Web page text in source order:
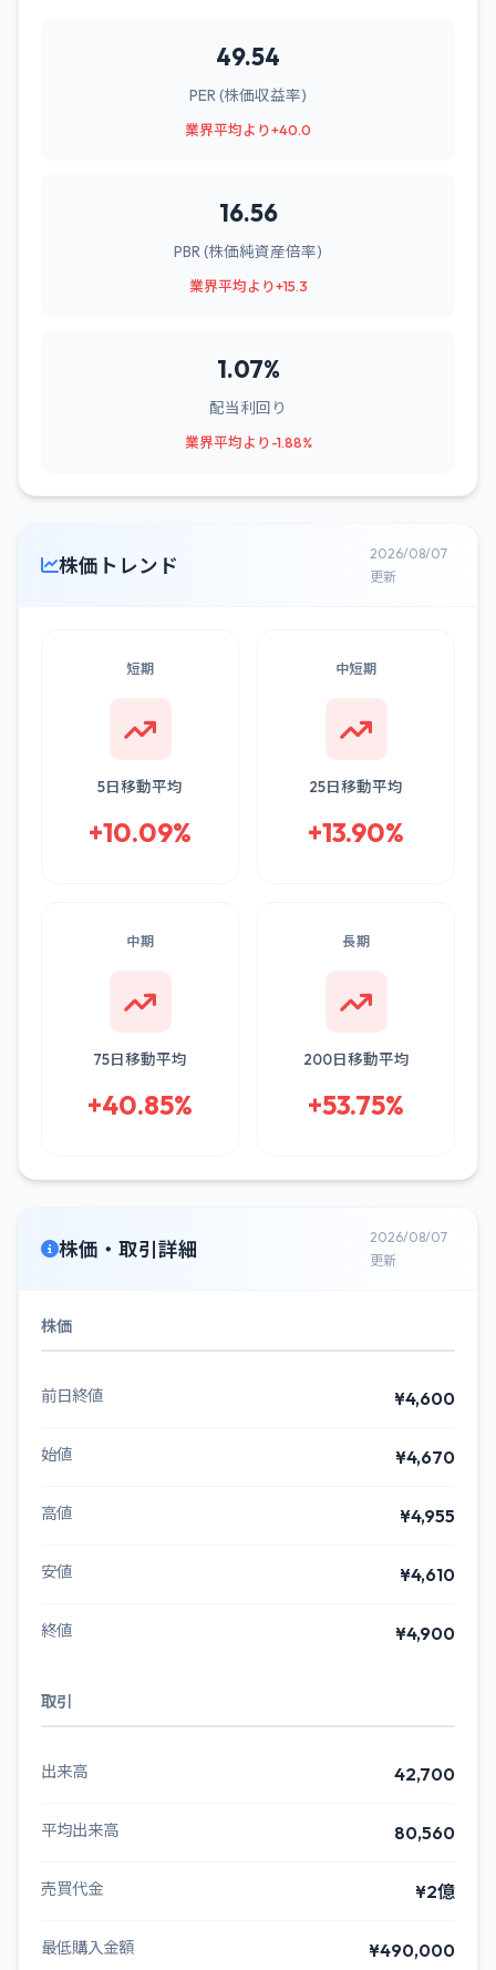
49.54
PER (株価収益率)
業界平均より+40.0
16.56
PBR (株価純資産倍率)
業界平均より+15.3
1.07%
配当利回り
業界平均より-1.88%
株価トレンド
2026/08/07
更新
短期
5日移動平均
+10.09%
中短期
25日移動平均
+13.90%
中期
75日移動平均
+40.85%
長期
200日移動平均
+53.75%
株価・取引詳細
2026/08/07
更新
株価
前日終値 ¥4,600
始値 ¥4,670
高値 ¥4,955
安値 ¥4,610
終値 ¥4,900
取引
出来高 42,700
平均出来高 80,560
売買代金 ¥2億
最低購入金額 ¥490,000